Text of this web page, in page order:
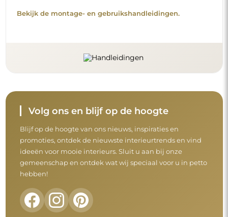
Bekijk de montage- en gebruikshandleidingen.
Volg ons en blijf op de hoogte
Blijf op de hoogte van ons nieuws, inspiraties en
promoties, ontdek de nieuwste interieurtrends en vind
ideeën voor mooie interieurs. Sluit u aan bij onze
gemeenschap en ontdek wat wij speciaal voor u in petto
hebben!